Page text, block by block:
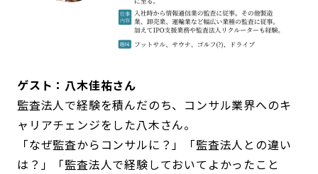
ゲスト：八木佳祐さん
監査法人で経験を積んだのち、コンサル業界へのキ
ャリアチェンジをした八木さん。
「なぜ監査からコンサルに？」「監査法人との違い
は？」「監査法人で経験しておいてよかったこと